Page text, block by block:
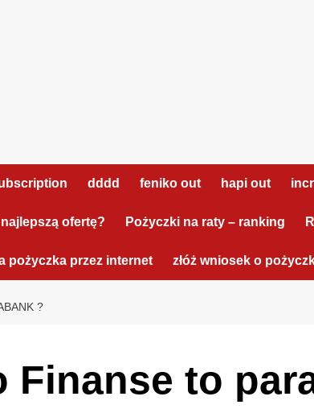
dddd feniko out hapi out
ofertę? Pożyczki na raty – ranking
pożyczka przez internet złóż wniosek o
?
Finanse to